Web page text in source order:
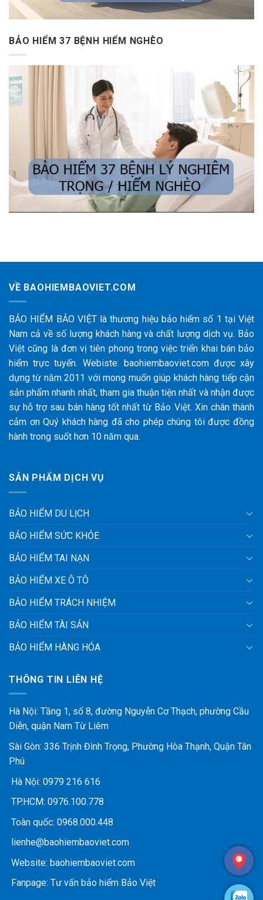
BẢO HIỂM 37 BỆNH HIỂM NGHÈO
VỀ BAOHIEMBAOVIET.COM
BẢO HIỂM BẢO VIỆT là thương hiệu bảo hiểm số 1 tại Việt
Nam cả về số lượng khách hàng và chất lượng dịch vụ. Bảo
Việt cũng là đơn vị tiên phong trong việc triển khai bán bảo
hiểm trực tuyến. Webiste: baohiembaoviet.com được xây
dựng từ năm 2011 với mong muốn giúp khách hàng tiếp cận
sản phẩm nhanh nhất, tham gia thuận tiện nhất và nhận được
sự hỗ trợ sau bán hàng tốt nhất từ Bảo Việt. Xin chân thành
cảm ơn Quý khách hàng đã cho phép chúng tôi được đồng
hành trong suốt hơn 10 năm qua.
SẢN PHẨM DỊCH VỤ
BẢO HIỂM DU LỊCH
BẢO HIỂM SỨC KHỎE
BẢO HIỂM TAI NẠN
BẢO HIỂM XE Ô TÔ
BẢO HIỂM TRÁCH NHIỆM
BẢO HIỂM TÀI SẢN
BẢO HIỂM HÀNG HÓA
THÔNG TIN LIÊN HỆ
Hà Nội: Tầng 1, số 8, đường Nguyễn Cơ Thạch, phường Cầu
Diễn, quận Nam Từ Liêm
Sài Gòn: 336 Trịnh Đình Trọng, Phường Hòa Thạnh, Quận Tân
Phú
Hà Nội: 0979 216 616
TP.HCM: 0976.100.778
Toàn quốc: 0968.000.448
lienhe@baohiembaoviet.com
Website: baohiembaoviet.com
Fanpage: Tư vấn bảo hiểm Bảo Việt